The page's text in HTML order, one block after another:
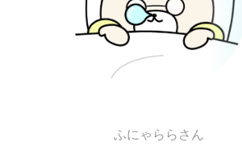
ふにゃららさん